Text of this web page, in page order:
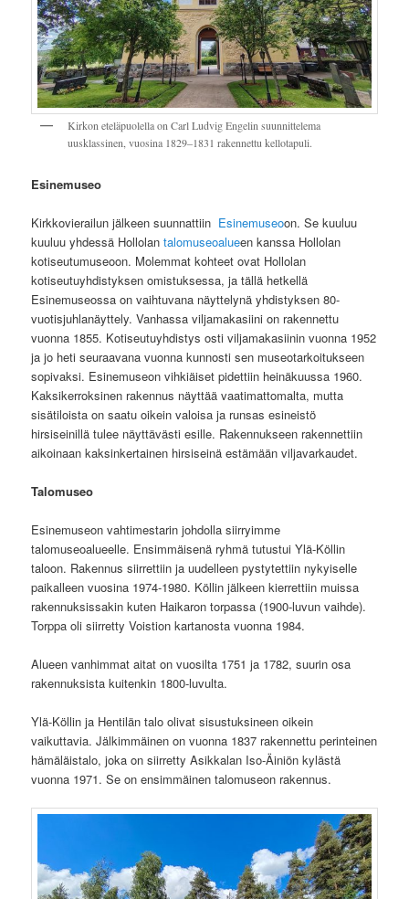
Kirkon eteläpuolella on Carl Ludvig Engelin suunnittelema
uusklassinen, vuosina 1829–1831 rakennettu kellotapuli.
Esinemuseo
Kirkkovierailun jälkeen suunnattiin Esinemuseoon. Se kuuluu
kuuluu yhdessä Hollolantalomuseoalueen kanssa Hollolan
kotiseutumuseoon. Molemmat kohteet ovat Hollolan
kotiseutuyhdistyksen omistuksessa, ja tällä hetkellä
Esinemuseossa on vaihtuvana näyttelynä yhdistyksen 80-
vuotisjuhlanäyttely. Vanhassa viljamakasiini on rakennettu
vuonna 1855. Kotiseutuyhdistys osti viljamakasiinin vuonna 1952
ja jo heti seuraavana vuonna kunnosti sen museotarkoitukseen
sopivaksi. Esinemuseon vihkiäiset pidettiin heinäkuussa 1960.
Kaksikerroksinen rakennus näyttää vaatimattomalta, mutta
sisätiloista on saatu oikein valoisa ja runsas esineistö
hirsiseinillä tulee näyttävästi esille. Rakennukseen rakennettiin
aikoinaan kaksinkertainen hirsiseinä estämään viljavarkaudet.
Talomuseo
Esinemuseon vahtimestarin johdolla siirryimme
talomuseoalueelle. Ensimmäisenä ryhmä tutustui Ylä-Köllin
taloon. Rakennus siirrettiin ja uudelleen pystytettiin nykyiselle
paikalleen vuosina 1974-1980. Köllin jälkeen kierrettiin muissa
rakennuksissakin kuten Haikaron torpassa (1900-luvun vaihde).
Torppa oli siirretty Voistion kartanosta vuonna 1984.
Alueen vanhimmat aitat on vuosilta 1751 ja 1782, suurin osa
rakennuksista kuitenkin 1800-luvulta.
Ylä-Köllin ja Hentilän talo olivat sisustuksineen oikein
vaikuttavia. Jälkimmäinen on vuonna 1837 rakennettu perinteinen
hämäläistalo, joka on siirretty Asikkalan Iso-Äiniön kylästä
vuonna 1971. Se on ensimmäinen talomuseon rakennus.